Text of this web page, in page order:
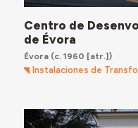
Centro de
de Évora
Évora(c. 1960 [atr.])
Instalaciones de